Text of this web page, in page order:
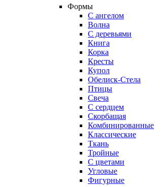
Формы
С ангелом
Волна
С деревьями
Книга
Корка
Кресты
Купол
Обелиск-Стела
Птицы
Свеча
С сердцем
Скорбащая
Комбинированные
Классические
Ткань
Тройные
С цветами
Угловые
Фигурные